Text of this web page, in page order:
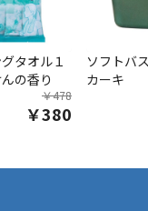
タオル１
の香り
￥478
￥380
ソフトバ
カーキ